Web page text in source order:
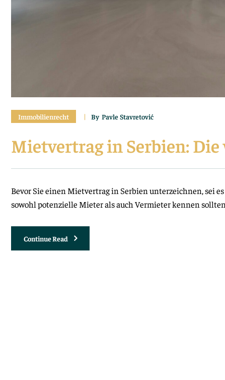
Immobilienrecht By Pavle Stavretović
Mietvertrag in Serbien:
Bevor Sie einen Mietvertrag in Serbien unterzeichnen, sei
sowohl potenzielle Mieter als auch Vermieter kennen
Continue Read Mietvertrag
In